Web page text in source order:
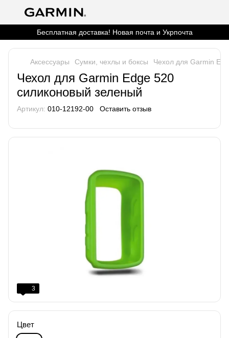
Бесплатная доставка! Новая почта и Укрпочта
Аксессуары Сумки, чехлы и боксы Чехол для Garmin
Чехол для Garmin Edge 520
силиконовый зеленый
Артикул: 010-12192-00 Оставить отзыв
3
Цвет